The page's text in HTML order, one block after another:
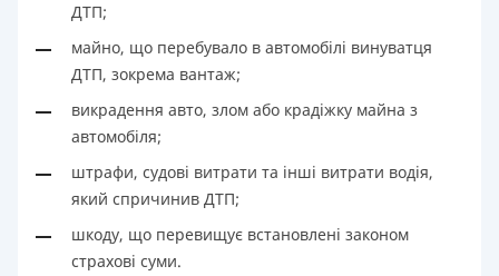
ДТП;
майно, що перебувало в автомобілі винуватця
ДТП, зокрема вантаж;
викрадення авто, злом або крадіжку майна з
автомобіля;
штрафи, судові витрати та інші витрати водія,
який спричинив ДТП;
шкоду, що перевищує встановлені законом
страхові суми.